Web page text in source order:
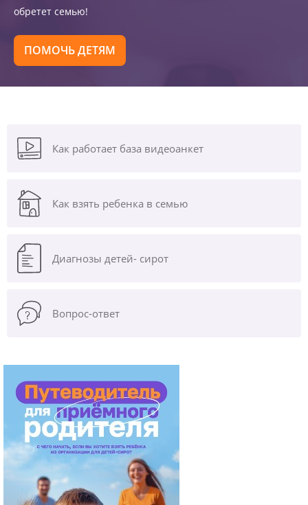
обретет семью!
ПОМОЧЬ ДЕТЯМ
Как работает база видеоанкет
Как взять ребенка в семью
Диагнозы детей- сирот
Вопрос-ответ